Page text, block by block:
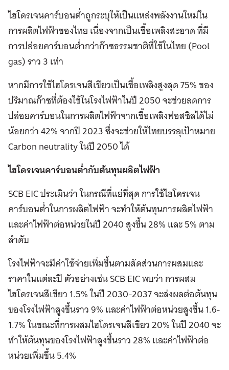
ไฮโดรเจนคาร์บอนต่ำถูกระบุให้เป็นแหล่งพลังงานใหม่ใน
การผลิตไฟฟ้าของไทย เนื่องจากเป็นเชื้อเพลิงสะอาด ที่มี
การปล่อยคาร์บอนต่ำกว่าก๊าซธรรมชาติที่ใช้ในไทย (Pool
gas) ราว 3 เท่า
หากมีการใช้ไฮโดรเจนสีเขียวเป็นเชื้อเพลิงสูงสุด 75% ของ
ปริมาณก๊าซที่ต้องใช้ในโรงไฟฟ้าในปี 2050 จะช่วยลดการ
ปล่อยคาร์บอนในการผลิตไฟฟ้าจากเชื้อเพลิงฟอสซิลได้ไม่
น้อยกว่า 42% จากปี 2023 ซึ่งจะช่วยให้ไทยบรรลุเป้าหมาย
Carbon neutrality ในปี 2050 ได้
ไฮโดรเจนคาร์บอนต่ำกับต้นทุนผลิตไฟฟ้า
SCB EIC ประเมินว่า ในกรณีที่แย่ที่สุด การใช้ไฮโดรเจน
คาร์บอนต่ำในการผลิตไฟฟ้า จะทำให้ต้นทุนการผลิตไฟฟ้า
และค่าไฟฟ้าต่อหน่วยในปี 2040 สูงขึ้น 28% และ 5% ตาม
ลำดับ
โรงไฟฟ้าจะมีค่าใช้จ่ายเพิ่มขึ้นตามสัดส่วนการผสมและ
ราคาในแต่ละปี ตัวอย่างเช่น SCB EIC พบว่า การผสม
ไฮโดรเจนสีเขียว 1.5% ในปี 2030-2037 จะส่งผลต่อต้นทุน
ของโรงไฟฟ้าสูงขึ้นราว 9% และค่าไฟฟ้าต่อหน่วยสูงขึ้น 1.6-
1.7% ในขณะที่การผสมไฮโดรเจนสีเขียว 20% ในปี 2040 จะ
ทำให้ต้นทุนของโรงไฟฟ้าสูงขึ้นราว 28% และค่าไฟฟ้าต่อ
หน่วยเพิ่มขึ้น 5.4%